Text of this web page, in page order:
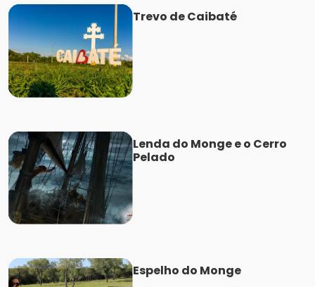
Trevo de Caibaté
Lenda do Monge e o Cerro
Pelado
Espelho do Monge